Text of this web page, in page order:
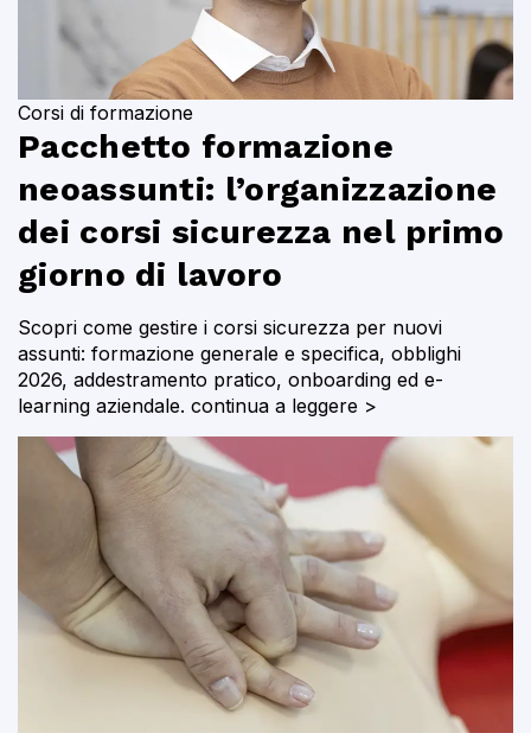
Corsi di formazione
Pacchetto formazione
neoassunti: l’organizzazione
dei corsi sicurezza nel primo
giorno di lavoro
Scopri come gestire i corsi sicurezza per nuovi
assunti: formazione generale e specifica, obblighi
2026, addestramento pratico, onboarding ed e-
learning aziendale. continua a leggere >